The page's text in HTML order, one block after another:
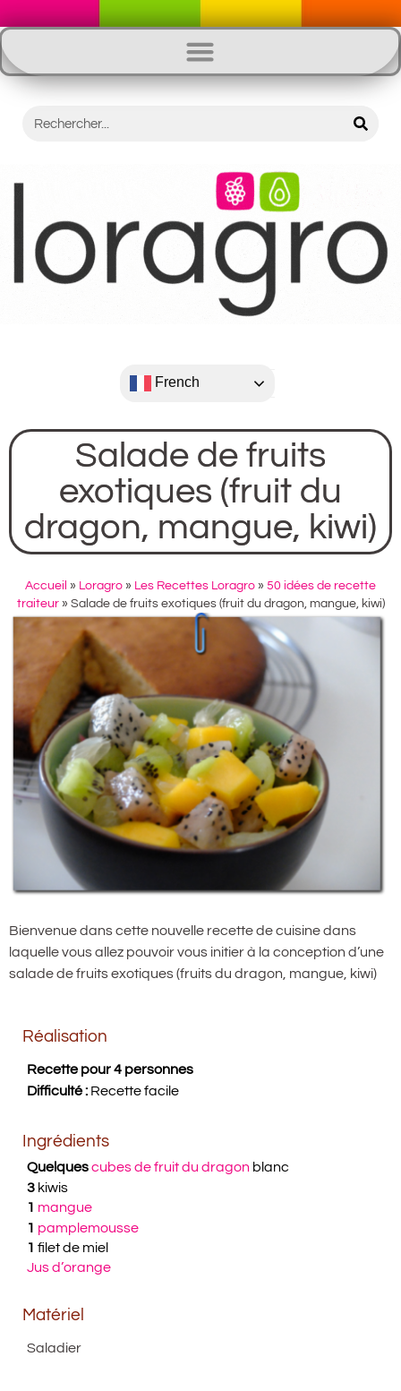
French
Salade de fruits
exotiques (fruit du
dragon, mangue, kiwi)
Accueil » Loragro » Les Recettes Loragro » 50 idées de recette
traiteur» Salade de fruits exotiques (fruit du dragon, mangue, kiwi)
Bienvenue dans cette nouvelle recette de cuisine dans
laquelle vous allez pouvoir vous initier à la conception d’une
salade de fruits exotiques (fruits du dragon, mangue, kiwi)
Réalisation
Recette pour 4 personnes
Difficulté : Recette facile
Ingrédients
Quelquescubes de fruit du dragon blanc
3 kiwis
1 mangue
1 pamplemousse
1 filet de miel
Jus d’orange
Matériel
Saladier